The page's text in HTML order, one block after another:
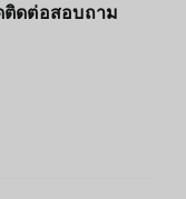
ดต่อสอบถาม